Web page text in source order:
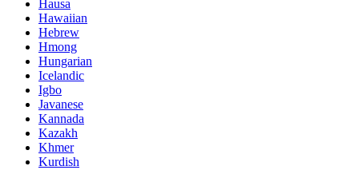
Hausa
Hawaiian
Hebrew
Hmong
Hungarian
Icelandic
Igbo
Javanese
Kannada
Kazakh
Khmer
Kurdish